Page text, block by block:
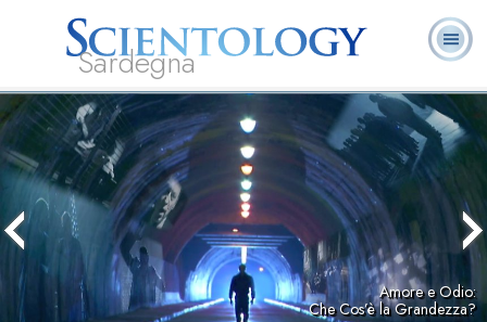
Sardegna
L. Ron Hubbard:
Fondatore
Che cos’è
Scientology?
Ministri
Domande
ricorrenti
Libri
Amore e Odio:
Che Cos’è la Grandezza?